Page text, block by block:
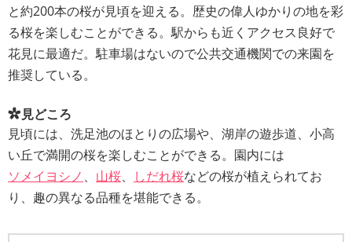
と約200本の桜が見頃を迎える。歴史の偉人ゆかりの地を彩
る桜を楽しむことができる。駅からも近くアクセス良好で
花見に最適だ。駐車場はないので公共交通機関での来園を
推奨している。
見どころ
見頃には、洗足池のほとりの広場や、湖岸の遊歩道、小高
い丘で満開の桜を楽しむことができる。園内には
ソメイヨシノ 、 山桜、 しだれ桜などの桜が植えられてお
り、趣の異なる品種を堪能できる。